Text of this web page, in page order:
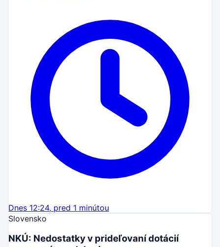
Dnes 12:24, pred 1 minútou
Slovensko
NKÚ: Nedostatky v prideľovaní dotácií